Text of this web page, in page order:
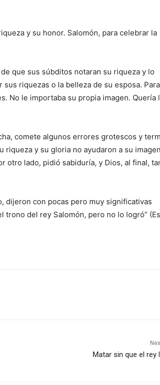
y su honor. Salomón, para celebrar la
que sus súbditos notaran su riqueza y lo
riquezas o la belleza de su esposa.
No le importaba su propia imagen. Quería
comete algunos errores grotescos y
y su gloria no ayudaron a su imagen
otro lado, pidió sabiduría, y Dios, al final,
dijeron con pocas pero muy significativas
trono del rey Salomón, pero no lo logró”
Matar sin que el rey